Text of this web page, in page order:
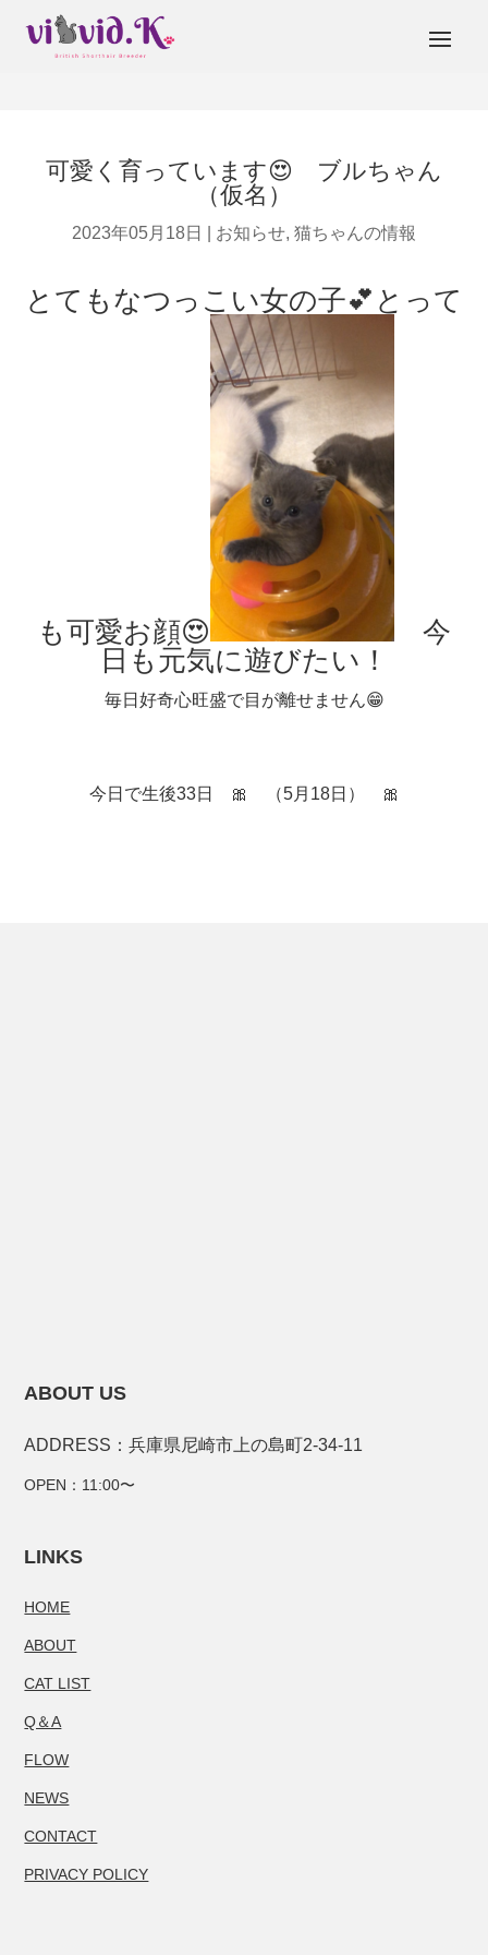
可愛く育っています😍 ブルちゃん
（仮名）
2023年05月18日 お知らせ, 猫ちゃんの情報
とてもなつっこい女の子💕とって
も可愛お顔😍
今
日も元気に遊びたい！
毎日好奇心旺盛で目が離せません😁
今日で生後33日 🎀 （5月18日） 🎀
ABOUT US
ADDRESS：兵庫県尼崎市上の島町2-34-11
OPEN：11:00〜
LINKS
HOME
ABOUT
CAT LIST
Q＆A
FLOW
NEWS
CONTACT
PRIVACY POLICY